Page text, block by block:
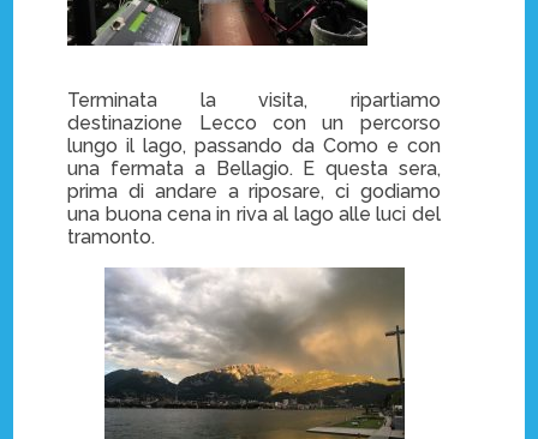
Terminata la visita, ripartiamo
destinazione Lecco con un percorso
lungo il lago, passando da Como e con
una fermata a Bellagio. E questa sera,
prima di andare a riposare, ci godiamo
una buona cena in riva al lago alle luci del
tramonto.